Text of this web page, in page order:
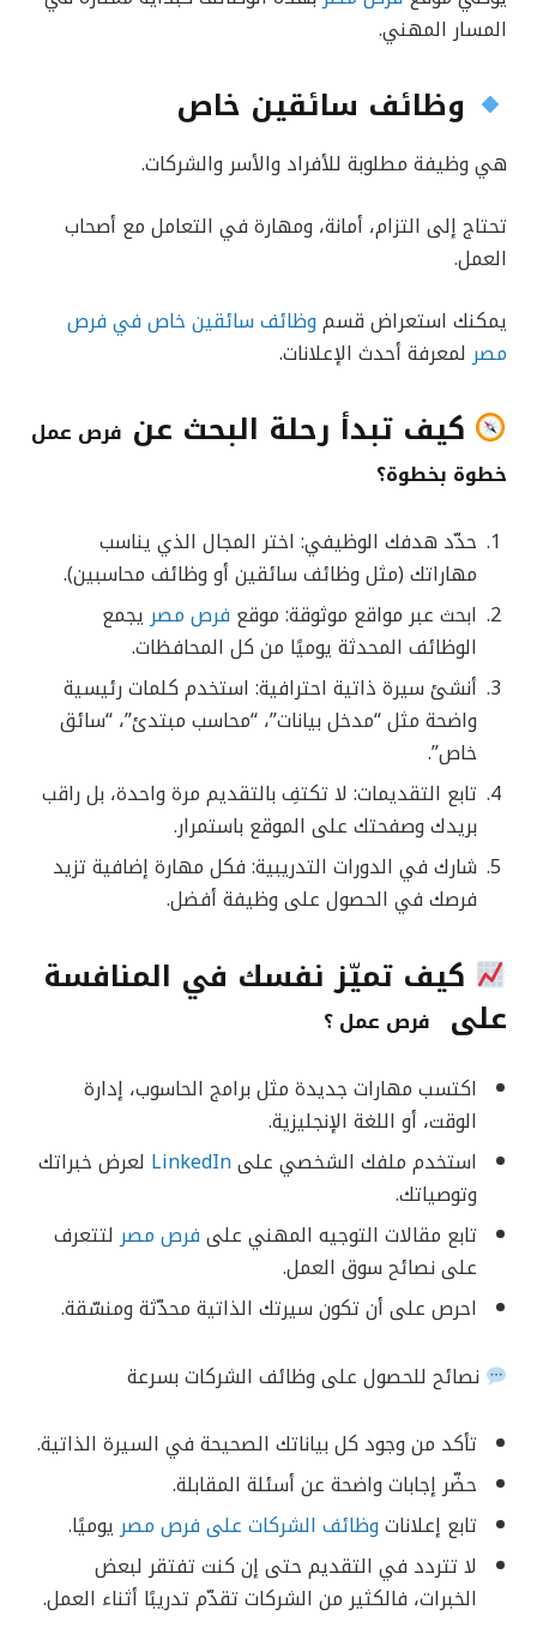
المسار المهني.
وظائف سائقين خاص
هي وظيفة مطلوبة للأفراد والأسر والشركات.
تحتاج إلى التزام، أمانة، ومهارة في التعامل مع أصحاب
العمل.
يمكنك استعراض قسم وظائف سائقين خاص في فرص
مصر لمعرفة أحدث الإعلانات.
كيف تبدأ رحلة البحث عن فرص عمل
خطوة بخطوة؟
حدّد هدفك الوظيفي: اختر المجال الذي يناسب
مهاراتك (مثل وظائف سائقين أو وظائف محاسبين).
ابحث عبر مواقع موثوقة: موقع فرص مصريجمع
الوظائف المحدثة يوميًا من كل المحافظات.
أنشئ سيرة ذاتية احترافية: استخدم كلمات رئيسية
واضحة مثل “مدخل بيانات”، “محاسب مبتدئ”، “سائق
خاص”.
تابع التقديمات: لا تكتفِ بالتقديم مرة واحدة، بل راقب
بريدك وصفحتك على الموقع باستمرار.
شارك في الدورات التدريبية: فكل مهارة إضافية تزيد
فرصك في الحصول على وظيفة أفضل.
كيف تميّز نفسك في المنافسة
على فرص عمل؟
اكتسب مهارات جديدة مثل برامج الحاسوب، إدارة
الوقت، أو اللغة الإنجليزية.
استخدم ملفك الشخصي علىLinkedIn لعرض خبراتك
وتوصياتك.
تابع مقالات التوجيه المهني على فرص مصرلتتعرف
على نصائح سوق العمل.
احرص على أن تكون سيرتك الذاتية محدّثة ومنسّقة.
نصائح للحصول على وظائف الشركاتبسرعة
تأكد من وجود كل بياناتك الصحيحة في السيرة الذاتية.
حضّر إجابات واضحة عن أسئلة المقابلة.
تابع إعلانات وظائف الشركات على فرص مصر يوميًا.
لا تتردد في التقديم حتى إن كنت تفتقر لبعض
الخبرات، فالكثير من الشركات تقدّم تدريبًا أثناء العمل.